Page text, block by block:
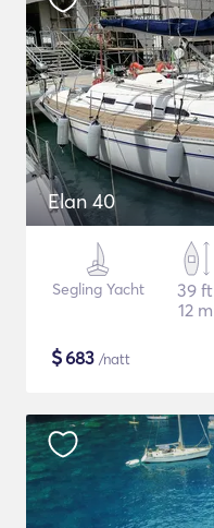
Elan 40
Segling Yacht
39 ft
12 m
$683 /natt